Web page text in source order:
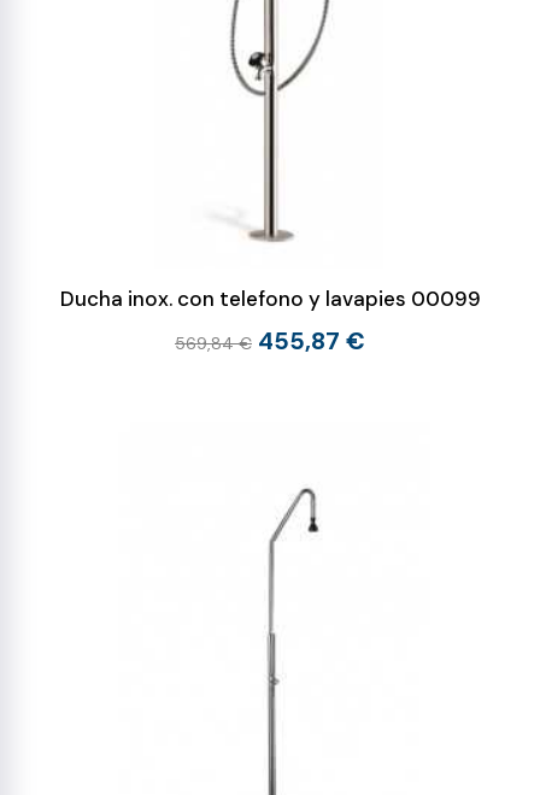
Ducha inox. con telefono y lavapies 00099
569,84 € 455,87 €